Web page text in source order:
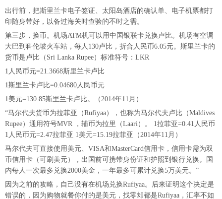
出行前，把斯里兰卡电子签证、太阳岛酒店的确认单、电子机票都打
印随身带好，以备过海关时查验的不时之需。
第三步，换币。机场ATM机可以用中国银联卡兑换卢比。机场有空调
大巴到科伦坡火车站，每人130卢比，折合人民币6.05元。斯里兰卡的
货币是卢比（Sri Lanka Rupee）标准符号：LKR
1人民币元=21.3668斯里兰卡卢比
1斯里兰卡卢比=0.04680人民币元
1美元=130.85斯里兰卡卢比。（2014年11月）
“马尔代夫货币为拉菲亚（Rufiyaa），也称为马尔代夫卢比（Maldives
Rupee）通用符号MVR ，辅币为拉里（Laari）。 1拉菲亚=0.41人民币
1人民币元=2.47拉菲亚 1美元=15.19拉菲亚（2014年11月）
马尔代夫可直接使用美元、VISA和MasterCard信用卡，信用卡需为双
币信用卡（可刷美元），出国前可携带身份证和护照到银行兑换。国
内每人一次最多兑换2000美金，一年最多可累计兑换5万美元。”
因为之前的攻略，自己没有在机场兑换Rufiyaa。后来证明这个决定是
错误的，因为购物就餐你付的是美元，找零却都是Rufiyaa，汇率不如